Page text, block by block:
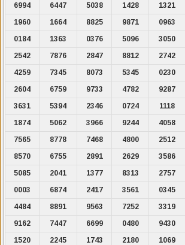
6994
6447 5038 1428 1321
1960
1664 8825 9871 0963
0184
1363 0376 5096 3050
2542
7876 2847 8812 2742
4259
7345 8073 5345 0230
2604
6759 9733 4782 9287
3631
5394 2346 0724 1118
1874
5062 3966 9244 4058
7565
8778 7468 4800 2512
8570
6755 2891 2629 3586
5085
2041 1377 8313 2757
0003
6874 2417 3561 0345
4484
8891 9563 7252 3319
9162
7447 6699 0480 9430
1520
2245 1743 2180 1069